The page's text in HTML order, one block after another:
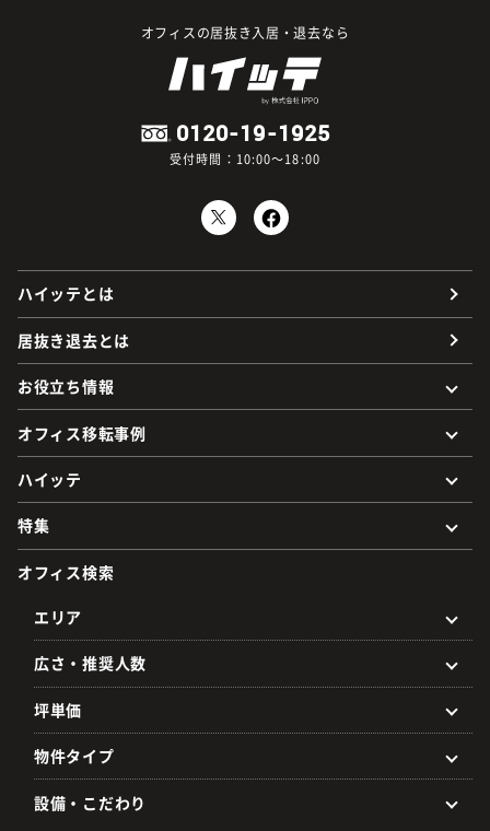
オフィスの居抜き入居・退去なら
0120-19-1925
受付時間：10:00～18:00
ハイッテとは
居抜き退去とは
お役立ち情報
オフィス移転事例
ハイッテ
特集
オフィス検索
エリア
広さ・推奨人数
坪単価
物件タイプ
設備・こだわり